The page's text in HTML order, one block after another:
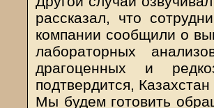
рассказал, что
компании сообщили о
лабораторных
драгоценных и
подтвердится,
Мы будем готовить